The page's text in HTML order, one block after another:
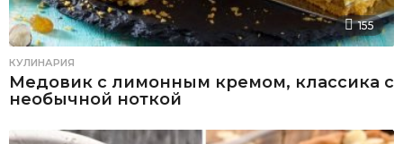
155
КУЛИНАРИЯ
Медовик с лимонным кремом, классика с
необычной ноткой